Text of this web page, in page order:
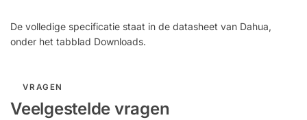
De volledige specificatie staat in de datasheet van Dahua,
onder het tabblad Downloads.
VRAGEN
Veelgestelde vragen